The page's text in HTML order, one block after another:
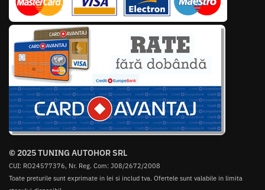
© 2025 TUNING AUTOHOR SRL
CUI: RO24577376, Nr. Reg. Com: J08/2672/2008
Toate preturile sunt exprimate in lei si includ tva. Ofertele sunt valabile in limita